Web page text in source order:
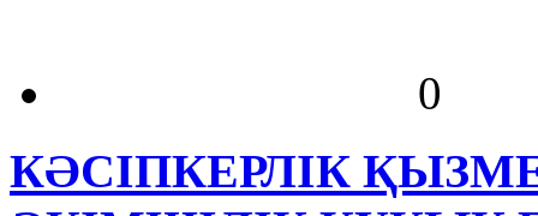
0
КӘСІПКЕРЛІК